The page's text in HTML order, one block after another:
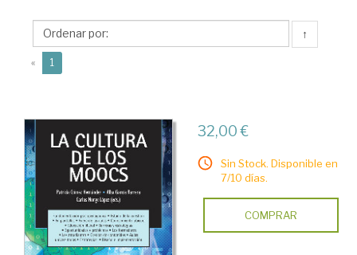
Alba
↑
« 1
32,00 €
Sin Stock. Disponible en
7/10 días.
COMPRAR